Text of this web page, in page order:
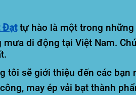
Đạttự hào là một trong những
di động tại Việt Nam.
tôi sẽ giới thiệu đến các
may ép vải bạt thành